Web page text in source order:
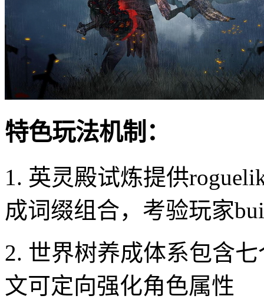
特色玩法机制：
1. 英灵殿试炼提供
成词缀组合，考验玩家
2. 世界树养成体系包含
文可定向强化角色属性